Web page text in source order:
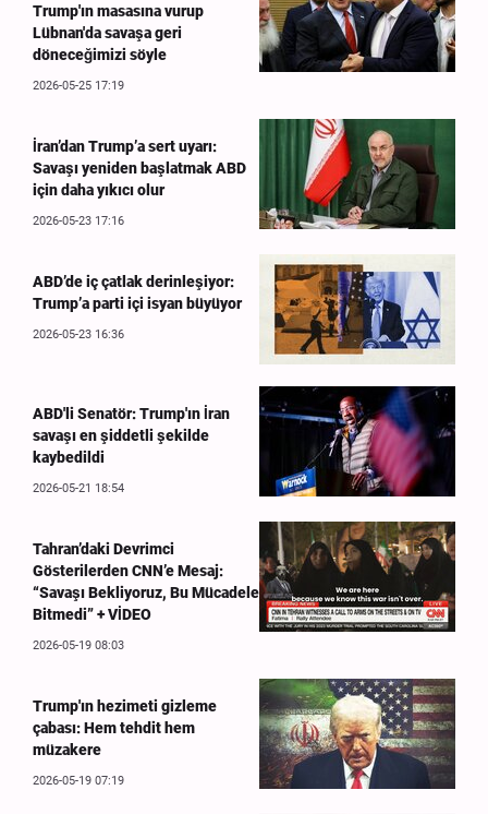
Trump'ın masasına vurup
Lübnan'da savaşa geri
döneceğimizi söyle
2026-05-25 17:19
İran’dan Trump’a sert uyarı:
Savaşı yeniden başlatmak ABD
için daha yıkıcı olur
2026-05-23 17:16
ABD’de iç çatlak derinleşiyor:
Trump’a parti içi isyan büyüyor
2026-05-23 16:36
ABD'li Senatör: Trump'ın İran
savaşı en şiddetli şekilde
kaybedildi
2026-05-21 18:54
Tahran’daki Devrimci
Gösterilerden CNN’e Mesaj:
“Savaşı Bekliyoruz, Bu Mücadele
Bitmedi” + VİDEO
2026-05-19 08:03
Trump'ın hezimeti gizleme
çabası: Hem tehdit hem
müzakere
2026-05-19 07:19